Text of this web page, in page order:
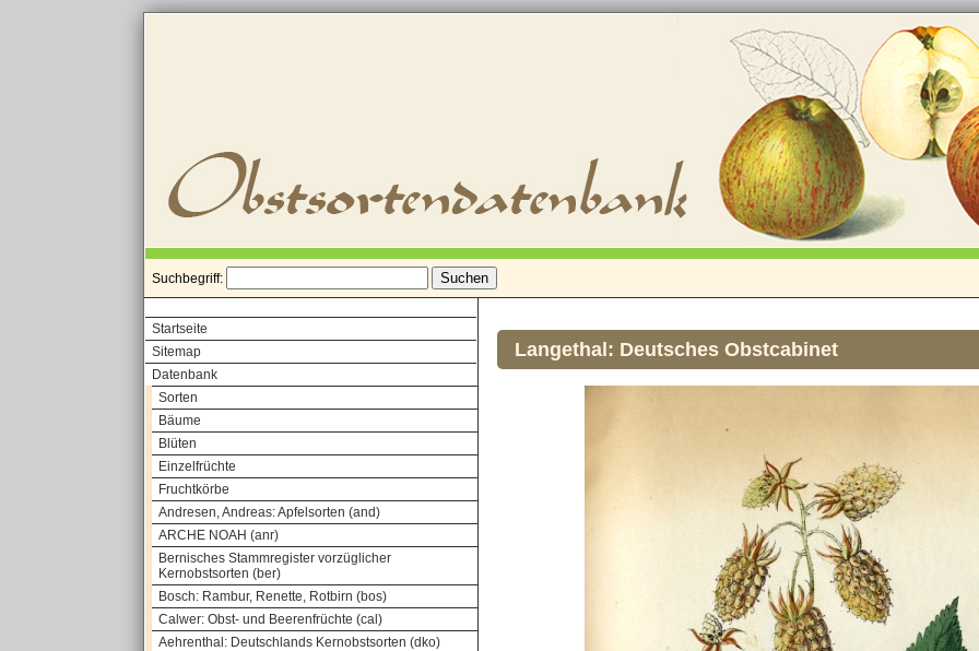
Suchbegriff:
Startseite
Sitemap
Datenbank
Sorten
Bäume
Blüten
Einzelfrüchte
Fruchtkörbe
Andresen, Andreas: Apfelsorten (and)
ARCHE NOAH (anr)
Bernisches Stammregister vorzüglicher
Kernobstsorten (ber)
Bosch: Rambur, Renette, Rotbirn (bos)
Calwer: Obst- und Beerenfrüchte (cal)
Aehrenthal: Deutschlands Kernobstsorten (dko)
Langethal: Deutsches Obstcabinet